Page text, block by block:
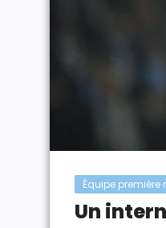
Équipe
Un